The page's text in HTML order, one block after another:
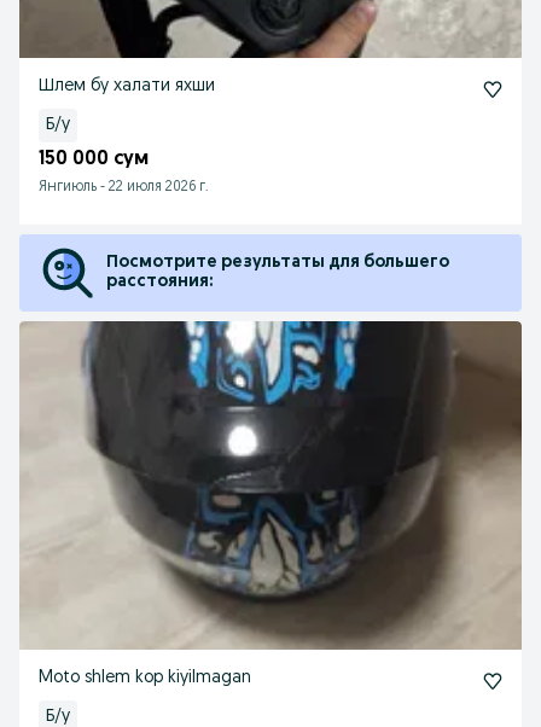
Шлем бу халати яхши
Б/у
150 000 сум
Янгиюль - 22 июля 2026 г.
Посмотрите результаты для большего
расстояния:
Moto shlem kop kiyilmagan
Б/у